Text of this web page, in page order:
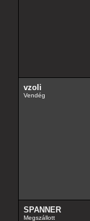
vzoli
Vendég
SPANNER
Megszállott